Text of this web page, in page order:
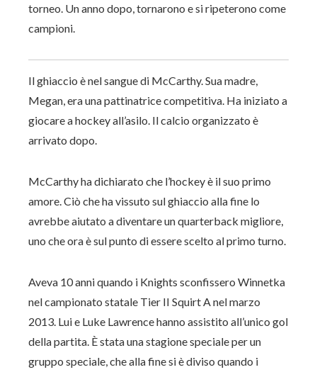
torneo. Un anno dopo, tornarono e si ripeterono come
campioni.
Il ghiaccio è nel sangue di McCarthy. Sua madre,
Megan, era una pattinatrice competitiva. Ha iniziato a
giocare a hockey all’asilo. Il calcio organizzato è
arrivato dopo.
McCarthy ha dichiarato che l’hockey è il suo primo
amore. Ciò che ha vissuto sul ghiaccio alla fine lo
avrebbe aiutato a diventare un quarterback migliore,
uno che ora è sul punto di essere scelto al primo turno.
Aveva 10 anni quando i Knights sconfissero Winnetka
nel campionato statale Tier II Squirt A nel marzo
2013. Lui e Luke Lawrence hanno assistito all’unico gol
della partita. È stata una stagione speciale per un
gruppo speciale, che alla fine si è diviso quando i